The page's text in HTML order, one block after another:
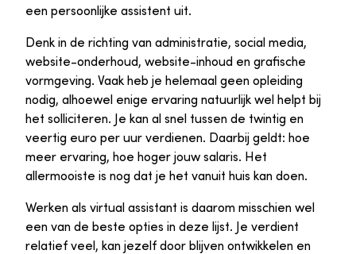
een persoonlijke assistent uit.
Denk in de richting van administratie, social media,
website-onderhoud, website-inhoud en grafische
vormgeving. Vaak heb je helemaal geen opleiding
nodig, alhoewel enige ervaring natuurlijk wel helpt bij
het solliciteren. Je kan al snel tussen de twintig en
veertig euro per uur verdienen. Daarbij geldt: hoe
meer ervaring, hoe hoger jouw salaris. Het
allermooiste is nog dat je het vanuit huis kan doen.
Werken als virtual assistant is daarom misschien wel
een van de beste opties in deze lijst. Je verdient
relatief veel, kan jezelf door blijven ontwikkelen en